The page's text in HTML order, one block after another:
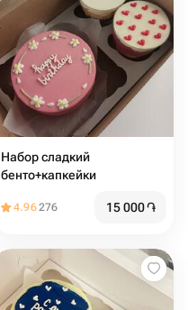
Набор сладкий
бенто+капкейки
4.96276 15 000֏